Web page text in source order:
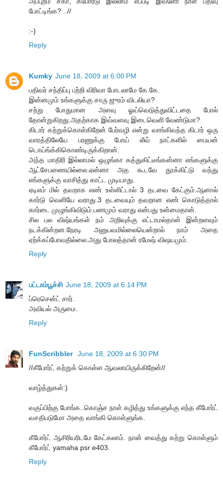
போட்டிங்க? ..//
:-)
Reply
Kumky June 18, 2009 at 6:00 PM
பதிவர் சந்திப்பு பற்றி விரிவா போடலாமே கே.கே.
இன்னமும் உங்களுக்கு சாரு ஜுரம் விடலியா?
சற்று போதுமான அளவு ஓய்வெடுத்துவிட்டதை போல்
தோன்றுகிறது.அதற்காக இவ்வளவு இடைவெளி வேண்டுமா?
கிடார் கற்றுக்கொள்கிறேன் பேர்வழி என்று வாங்கிவந்த கிடார் ஒரு
வாரத்திலேயே பரணுக்கு போய் லீவ் நாட்களில் பையன்
டொய்ங்க்கிகொண்டிருக்கிறான்.
அந்த மாதிரி இல்லாமல் ஒழுங்கா கத்துகிட்டீங்கன்னா எங்களுக்கு
ஆட்சேபணையில்லை.ஏன்னா அத கூடவே தூக்கிட்டு வந்து
எங்களுக்கு வாசித்து காட்ட முடியாது.
ஏடிஎம் மில் தவறாக எண் உள்ளிட்டால் 3 தடவை கேட்கும்.ஆனால்
கார்டு வெளியே வராது.3 தடவையும் தவறான எண் கொடுத்தால்
கார்டை முழுங்கிவிடும்.பணமும் வராது என்பது உன்மைதான்.
சில பல விஷ்யங்கள் நம் அறிவுக்கு எட்டாமல்தான் இன்றளவும்
நடக்கின்றன.நேரடி அனுபவமில்லையென்றால் நாம் அதை
ஏற்க்கப்போவதில்லை.அது போலத்தான் ரமேஷ் விஷயமும்.
Reply
பட்டாம்பூச்சி June 18, 2009 at 6:14 PM
ப்ரெசென்ட் சார்.
அவியல் அருமை.
Reply
FunScribbler June 18, 2009 at 6:30 PM
//கீபோர்ட் கற்றுக் கொள்ள ஆவலாயிருக்கிறேன்//
வாழ்த்துகள்:)
வகுப்பிற்கு போங்க..கொஞ்ச நாள் கழித்து உங்களுக்கு எந்த கீபோர்ட்
வசதிபடுமோ அதை வாங்கி கொள்ளுங்க.
கீபோர்ட் ஆசிரியரிடமே கேட்கலாம். நான் வைத்து கற்று கொள்ளும்
கீபோர்ட் yamaha psr e403.
Reply